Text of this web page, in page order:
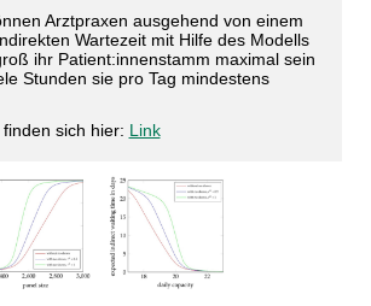
Arztpraxen ausgehend von einem
Wartezeit mit Hilfe des Modells
ihr Patient:innenstamm maximal sein
Stunden sie pro Tag mindestens
sich hier: Link